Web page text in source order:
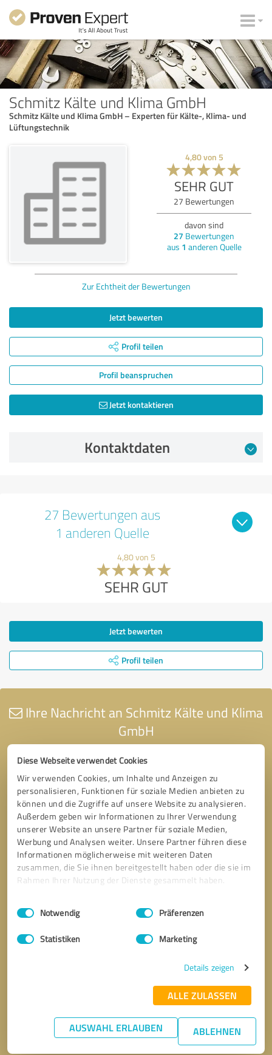
Diese Webseite verwendet Cookies
Wir verwenden Cookies, um Inhalte und Anzeigen zu
personalisieren, Funktionen für soziale Medien anbieten zu
können und die Zugriffe auf unsere Website zu analysieren.
Außerdem geben wir Informationen zu Ihrer Verwendung
unserer Website an unsere Partner für soziale Medien,
Werbung und Analysen weiter. Unsere Partner führen diese
Informationen möglicherweise mit weiteren Daten
zusammen, die Sie ihnen bereitgestellt haben oder die sie im
Rahmen Ihrer Nutzung der Dienste gesammelt haben.
Impressum Datenschutzbestimmungen
Einwilligungsauswahl
Notwendig Präferenzen
Statistiken Marketing
Details zeigen
ALLE ZULASSEN
AUSWAHL ERLAUBEN ABLEHNEN
Schmitz Kälte und Klima GmbH
Schmitz Kälte und Klima GmbH – Experten für Kälte-, Klima- und
Lüftungstechnik
4,80von 5
SEHR GUT
27 Bewertungen
davon sind
27 Bewertungen
aus 1 anderen Quelle
Zur Echtheit der Bewertungen
Jetzt bewerten
Profil teilen
Profil beanspruchen
Jetzt kontaktieren
Kontaktdaten
27 Bewertungen aus
1 anderen Quelle
4,80 von 5
SEHR GUT
Jetzt bewerten
Profil teilen
Ihre Nachricht an Schmitz Kälte und Klima
GmbH
* Erforderliche Angaben
Nachricht senden